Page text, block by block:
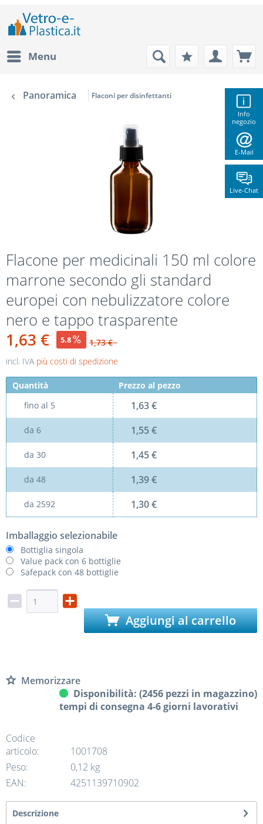
Info
negozio
E-Mail
Live-Chat
Menu
Panoramica Flaconi per disinfettanti
Flacone per medicinali 150 ml colore
marrone secondo gli standard
europei con nebulizzatore colore
nero e tappo trasparente
1,63 €
5.8
1,73 €
incl. IVA più costi di spedizione
Quantità
Prezzo al pezzo
fino al 5 1,63 €
da 6 1,55 €
da 30 1,45 €
da 48 1,39 €
da 2592 1,30 €
Imballaggio selezionabile
Bottiglia singola
Value pack con 6 bottiglie
Safepack con 48 bottiglie
Aggiungi al carrello
Memorizzare
Disponibilità: (2456 pezzi in magazzino)
tempi di consegna 4-6 giorni lavorativi
Codice
articolo:
1001708
Peso:
0,12 kg
EAN:
4251139710902
Descrizione